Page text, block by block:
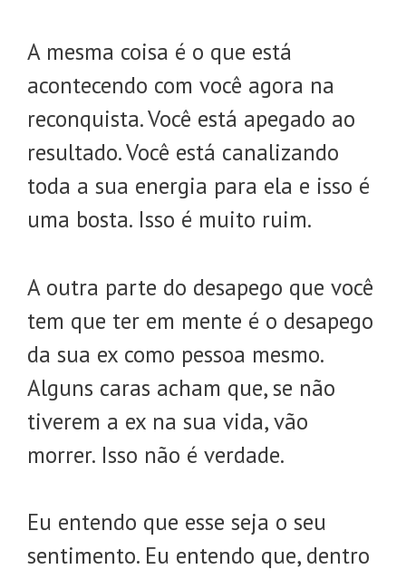
A mesma coisa é o que está
acontecendo com você agora na
reconquista. Você está apegado ao
resultado. Você está canalizando
toda a sua energia para ela e isso é
uma bosta. Isso é muito ruim.
A outra parte do desapego que você
tem que ter em mente é o desapego
da sua ex como pessoa mesmo.
Alguns caras acham que, se não
tiverem a ex na sua vida, vão
morrer. Isso não é verdade.
Eu entendo que esse seja o seu
sentimento. Eu entendo que, dentro